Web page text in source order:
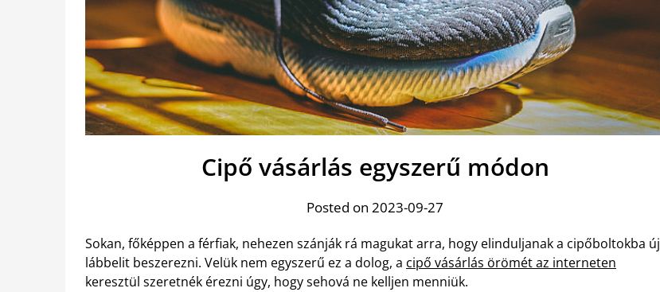
Cipő vásárlás egyszerű módon
Posted on 2023-09-27
Sokan, főképpen a férfiak, nehezen szánják rá magukat arra, hogy elinduljanak a cipőboltokba új
lábbelit beszerezni. Velük nem egyszerű ez a dolog, a cipő vásárlás örömét az interneten
keresztül szeretnék érezni úgy, hogy sehová ne kelljen menniük.